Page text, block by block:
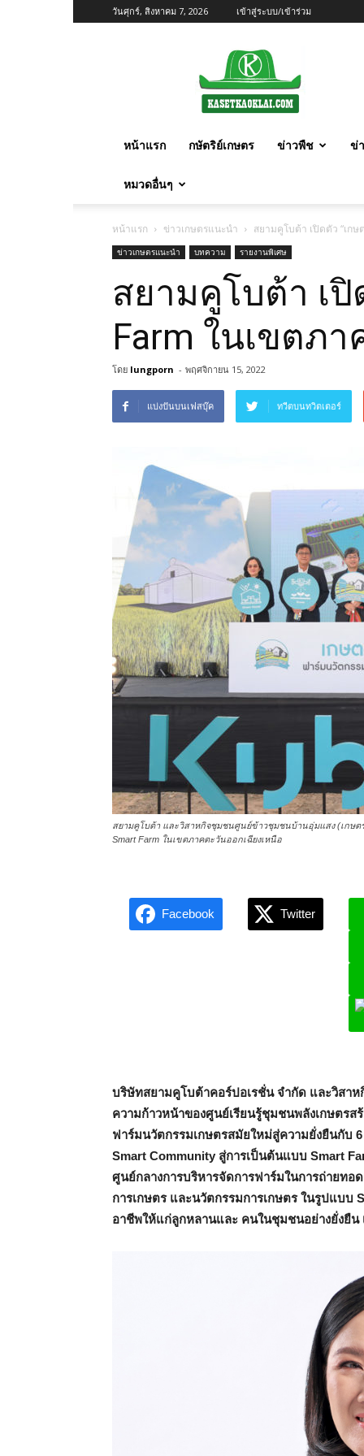
วันศุกร์, สิงหาคม 7, 2026 เข้าสู่ระบบ/เข้าร่วม
หน้าแรก กษัตริย์เกษตร ข่าวพืช ข่
หมวดอื่นๆ
หน้าแรก ข่าวเกษตรแนะนำ สยามคูโบต้า เปิดตัว “เก
ข่าวเกษตรแนะนำ บทความ รายงานพิเศษ
สยามคูโบต้า เ
Farm ในเขตภ
โดย lungporn - พฤศจิกายน 15, 2022
แบ่งปันบนเฟสบุ๊ค ทวีตบนทวิตเตอร์
สยามคูโบต้า และวิสาหกิจชุมชนศูนย์ข้าวชุมชนบ้านอุ่มแสง (เกษต
Smart Farm ในเขตภาคตะวันออกเฉียงเหนือ
Facebook Twitter
บริษัทสยามคูโบต้าคอร์ปอเรชั่น จำกัด และวิส
ความก้าวหน้าของศูนย์เรียนรู้ชุมชนพลังเกษตรส
ฟาร์มนวัตกรรมเกษตรสมัยใหม่สู่ความยั่งยืนกับ
Smart Community สู่การเป็นต้นแบบ Smart
ศูนย์กลางการบริหารจัดการฟาร์มในการถ่ายทอ
การเกษตร และนวัตกรรมการเกษตร ในรูปแบบ
อาชีพให้แก่ลูกหลานและ คนในชุมชนอย่างยั่งยืน